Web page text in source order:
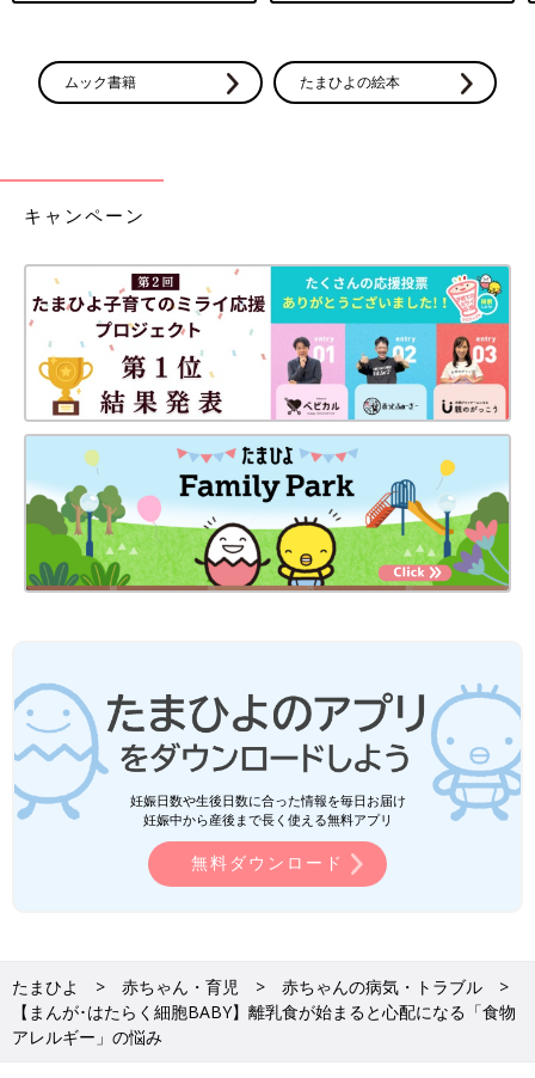
ムック書籍 たまひよの絵本
キャンペーン
妊娠日数や生後日数に合った情報を毎日お届け
妊娠中から産後まで長く使える無料アプリ
無料ダウンロード
たまひよ 赤ちゃん・育児
赤ちゃんの病気・トラブル
【まんが･はたらく細胞BABY】離乳食が始まると心配になる「食物
アレルギー」の悩み